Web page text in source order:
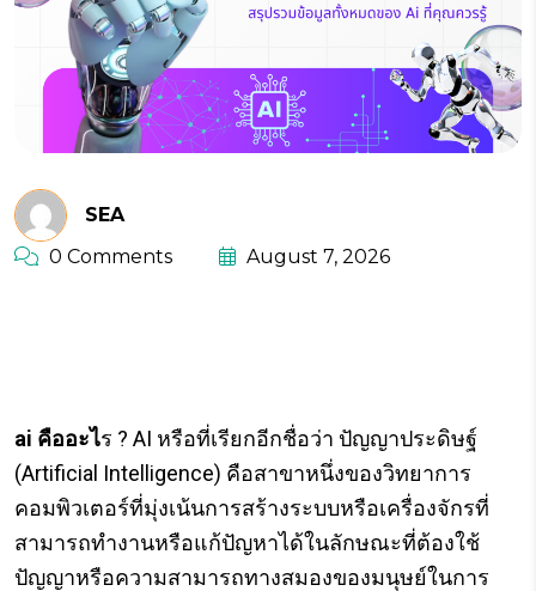
SEA
0 Comments
August 7, 2026
ai คืออะไร ? AI หรือที่เรียกอีกชื่อว่า ปัญญาประดิษฐ์
(Artificial Intelligence) คือสาขาหนึ่งของวิทยาการ
คอมพิวเตอร์ที่มุ่งเน้นการสร้างระบบหรือเครื่องจักรที่
สามารถทำงานหรือแก้ปัญหาได้ในลักษณะที่ต้องใช้
ปัญญาหรือความสามารถทางสมองของมนุษย์ในการ